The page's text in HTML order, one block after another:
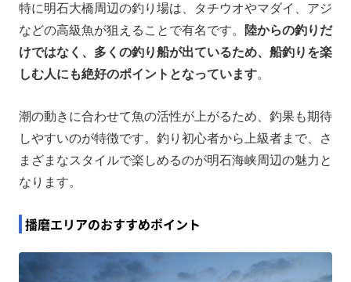
特に明石大橋周辺の釣り場は、タチウオやマダイ、アジ
などの高級魚が狙えることで有名です。
陸からの釣りだ
けではなく、多くの釣り船が出ているため、船釣りを楽
しむ人にも絶好のポイントとなっています。
潮の動きに合わせて魚の活性が上がるため、釣果も期待
しやすいのが特徴です。釣り初心者から上級者まで、さ
まざまなスタイルで楽しめるのが明石海峡周辺の魅力と
なります。
播磨エリアのおすすめポイント